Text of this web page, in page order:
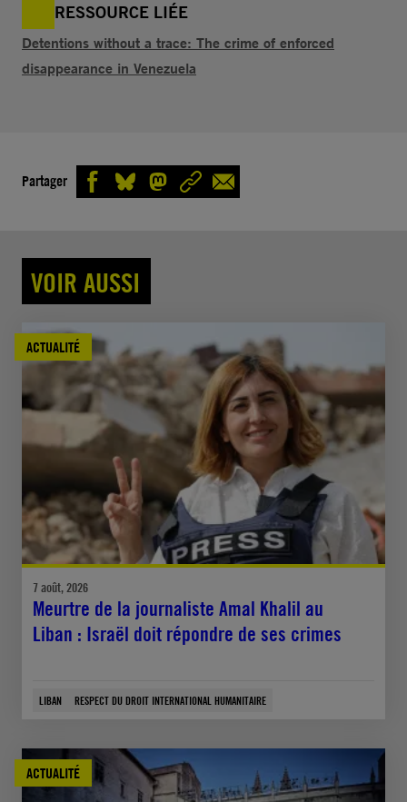
RESSOURCE LIÉE
Detentions without a trace: The crime of enforced
disappearance in Venezuela
Partager
VOIR AUSSI
ACTUALITÉ
7 août, 2026
Meurtre de la journaliste Amal Khalil au
Liban : Israël doit répondre de ses crimes
LIBAN RESPECT DU DROIT INTERNATIONAL HUMANITAIRE
ACTUALITÉ